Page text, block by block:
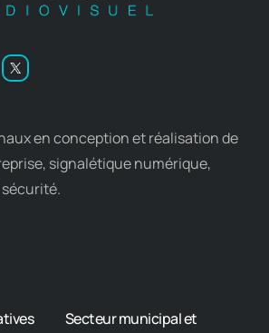
en conception et réalisation de
signalétique numérique,
Secteur municipal et